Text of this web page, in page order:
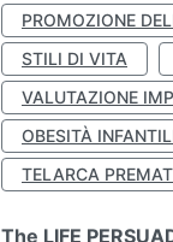
PROMOZIONE
STILI DI VITA
VALUTAZIONE
OBESITÀ
TELARCA
The LIFE